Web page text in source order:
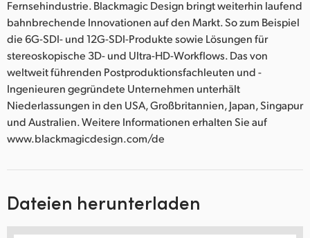
Fernsehindustrie. Blackmagic Design bringt weiterhin laufend
bahnbrechende Innovationen auf den Markt. So zum Beispiel
die 6G-SDI- und 12G-SDI-Produkte sowie Lösungen für
stereoskopische 3D- und Ultra-HD-Workflows. Das von
weltweit führenden Postproduktionsfachleuten und -
Ingenieuren gegründete Unternehmen unterhält
Niederlassungen in den USA, Großbritannien, Japan, Singapur
und Australien. Weitere Informationen erhalten Sie auf
www.blackmagicdesign.com/de
Dateien herunterladen